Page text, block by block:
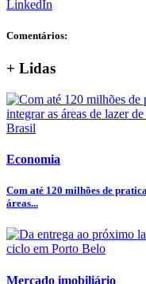
LinkedIn
Comentários:
+ Lidas
Economia
Com até 120 milhões de
áreas...
Mercado imobiliário